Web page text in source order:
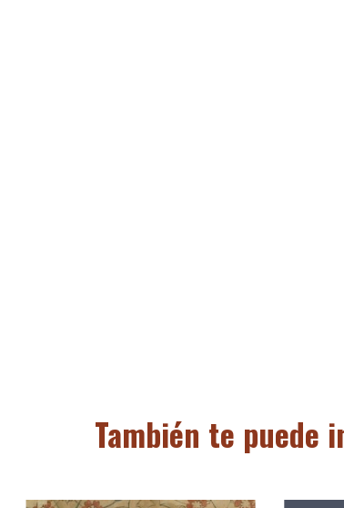
También te puede